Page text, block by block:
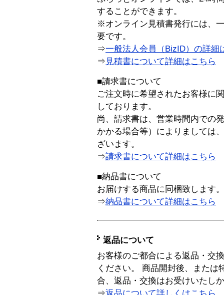
することができます。
※オンライン見積書発行には、
要です。
⇒一般法人会員（BizID）の詳細
⇒ 見積書について詳細はこちら
■請求書について
ご注文時に希望されたお客様に
しております。
尚、請求書は、営業時間内での
かかる場合等）によりましては
ざいます。
⇒請求書について詳細はこちら
■納品書について
お届けする商品に同梱致します。
⇒納品書について詳細はこちら
返品について
お客様のご都合による返品・交
ください。 商品開封後、または
合、返品・交換はお受けいたし